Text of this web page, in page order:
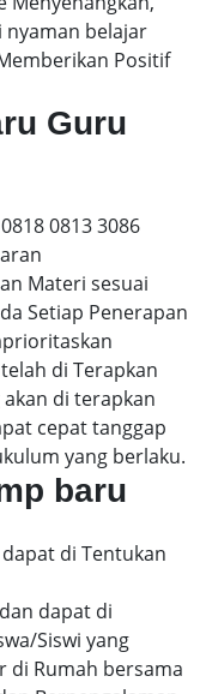
nyaman belajar
Positif
Guru
0813 3086
Materi sesuai
Setiap Penerapan
di Terapkan
di terapkan
cepat tanggap
yang berlaku.
baru
di Tentukan
dapat di
Siswi yang
di Rumah bersama